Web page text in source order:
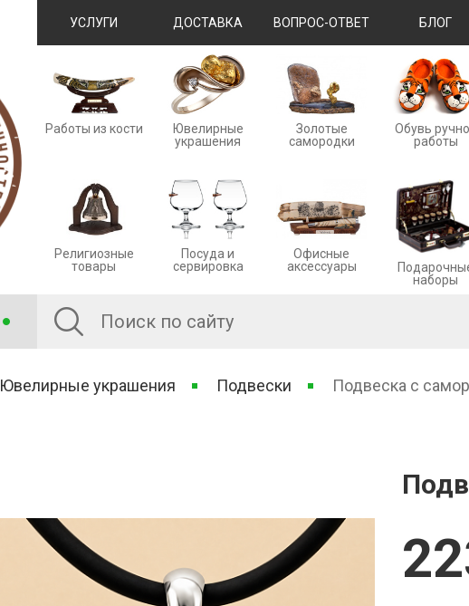
УСЛУГИ ДОСТАВКА ВОПРОС-ОТВЕТ БЛОГ
Работы из кости
Ювелирные
украшения
Золотые
cамородки
Обувь
работы
Религиозные
товары
Посуда и
сервировка
Офисные
аксессуары
наборы
Ювелирные украшения Подвески Подвеска с